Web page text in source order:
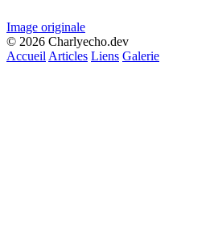
Image originale
© 2026 Charlyecho.dev
Accueil Articles Liens Galerie